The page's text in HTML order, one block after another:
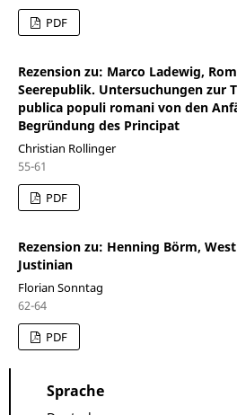
PDF
Rezension zu: Marco Ladewig,
Seerepublik. Untersuchungen zur
publica populi romani von den
Begründung des Principat
Christian Rollinger
55-61
PDF
Rezension zu: Henning Börm,
Justinian
Florian Sonntag
62-64
PDF
Sprache